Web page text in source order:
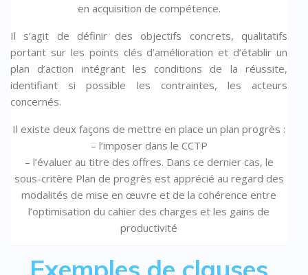
en acquisition de compétence.
Il s’agit de définir des objectifs concrets, qualitatifs
portant sur les points clés d’amélioration et d’établir un
plan d’action intégrant les conditions de la réussite,
identifiant si possible les contraintes, les acteurs
concernés.
Il existe deux façons de mettre en place un plan progrès :
– l’imposer dans le CCTP
– l’évaluer au titre des offres. Dans ce dernier cas, le
sous-critère Plan de progrès est apprécié au regard des
modalités de mise en œuvre et de la cohérence entre
l’optimisation du cahier des charges et les gains de
productivité